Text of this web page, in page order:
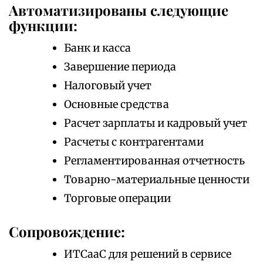
Автоматизированы следующие
функции:
Банк и касса
Завершение периода
Налоговый учет
Основные средства
Расчет зарплаты и кадровый учет
Расчеты с контрагентами
Регламентированная отчетность
Товарно-материальные ценности
Торговые операции
Сопровождение:
ИТСааС для решений в сервисе